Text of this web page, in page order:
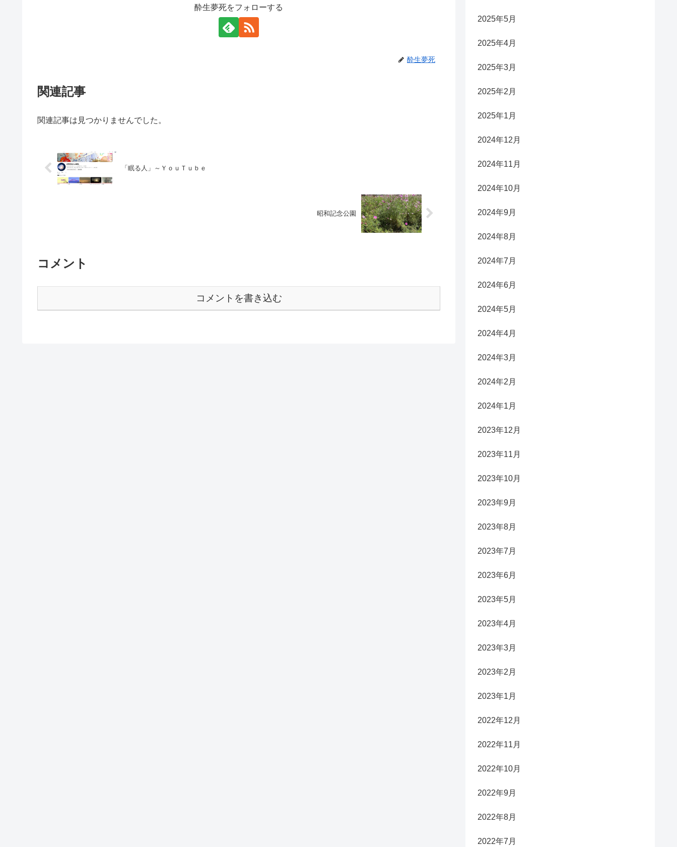
酔生夢死をフォローする
酔生夢死
関連記事
関連記事は見つかりませんでした。
「眠る人」～ＹｏｕＴｕｂｅ
昭和記念公園
コメント
コメントを書き込む
2025年5月
2025年4月
2025年3月
2025年2月
2025年1月
2024年12月
2024年11月
2024年10月
2024年9月
2024年8月
2024年7月
2024年6月
2024年5月
2024年4月
2024年3月
2024年2月
2024年1月
2023年12月
2023年11月
2023年10月
2023年9月
2023年8月
2023年7月
2023年6月
2023年5月
2023年4月
2023年3月
2023年2月
2023年1月
2022年12月
2022年11月
2022年10月
2022年9月
2022年8月
2022年7月